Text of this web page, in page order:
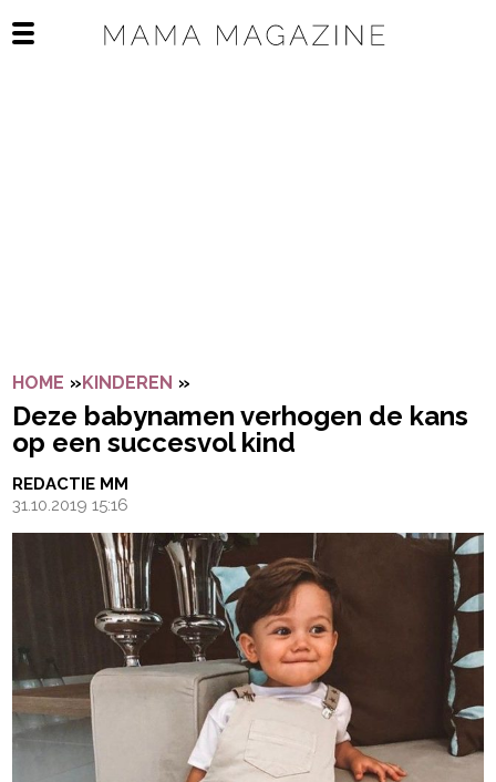
Open het mobiele menu
HOME »KINDEREN »
Deze babynamen verhogen de kans
op een succesvol kind
REDACTIE MM
31.10.2019 15:16